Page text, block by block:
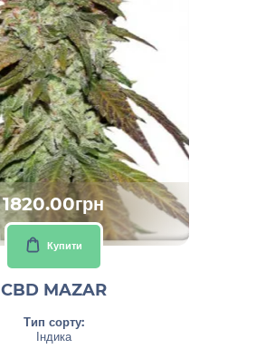
1820.00грн
Купити
CBD MAZAR
Тип сорту:
Індика